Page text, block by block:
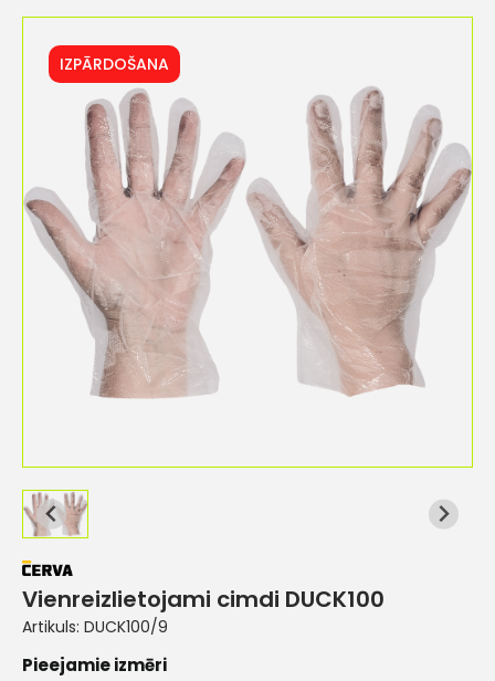
IZPĀRDOŠANA
Vienreizlietojami cimdi DUCK100
Artikuls: DUCK100/9
Pieejamie izmēri